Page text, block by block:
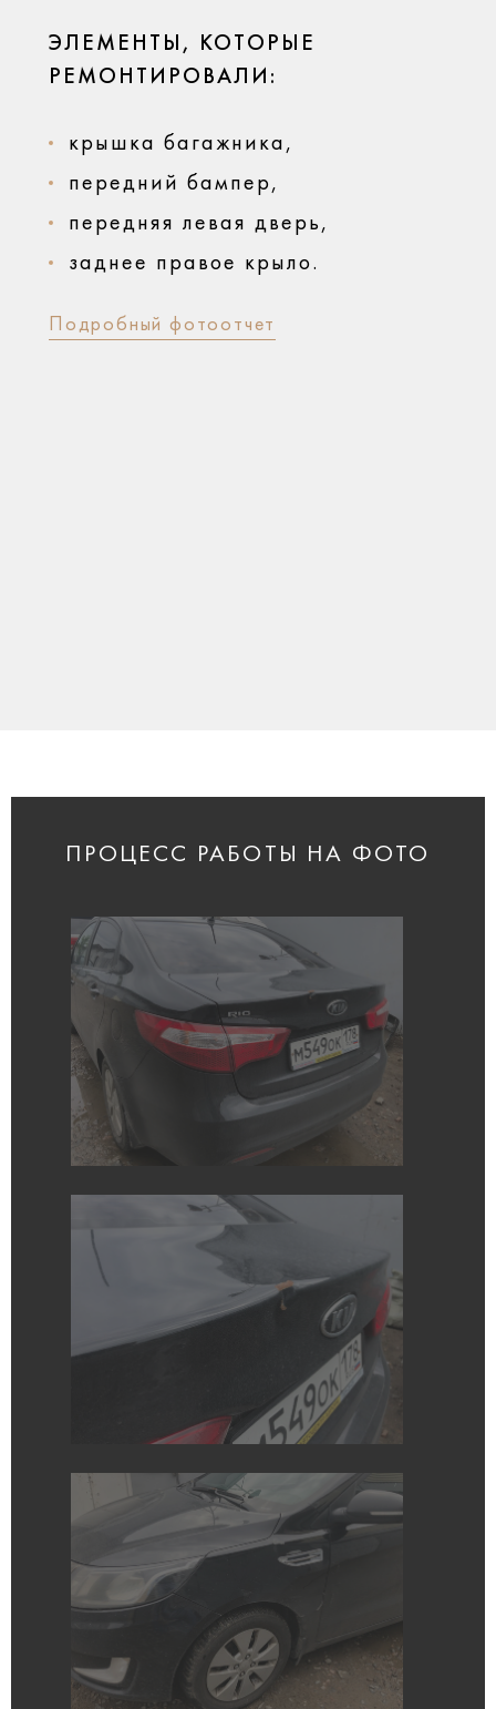
ЭЛЕМЕНТЫ, КОТОРЫЕ
РЕМОНТИРОВАЛИ:
крышка багажника,
передний бампер,
передняя левая дверь,
заднее правое крыло.
Подробный фотоотчет
ПРОЦЕСС РАБОТЫ НА ФОТО